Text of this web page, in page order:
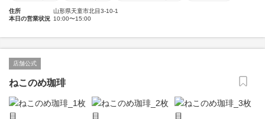
住所
山形県天童市北目3-10-1
本日の営業状況 10:00〜15:00
店舗公式
ねこのめ珈琲